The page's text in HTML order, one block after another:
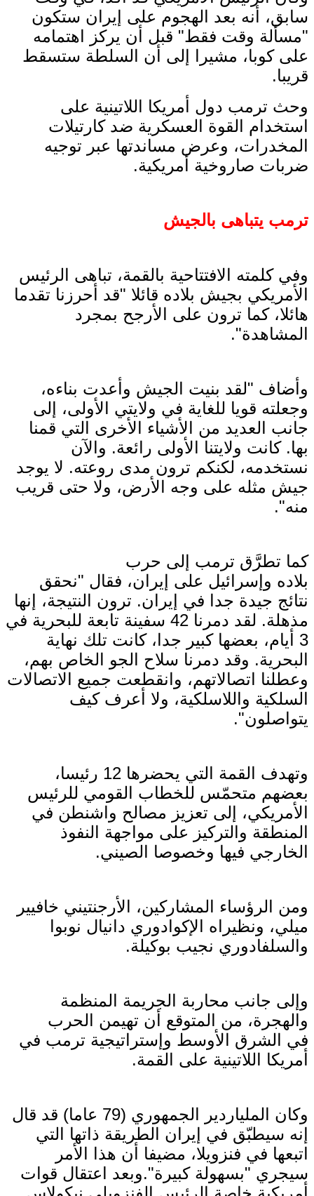
سابق، أنه بعد الهجوم على إيران ستكون
"مسألة وقت فقط" قبل أن يركز اهتمامه
على كوبا، مشيرا إلى أن السلطة ستسقط
قريبا.
وحث ترمب دول أمريكا اللاتينية على
استخدام القوة العسكرية ضد كارتيلات
المخدرات، وعرض مساندتها عبر توجيه
ضربات صاروخية أمريكية.
ترمب يتباهى بالجيش
وفي كلمته الافتتاحية بالقمة، تباهى الرئيس
الأمريكي بجيش بلاده قائلا "قد أحرزنا تقدما
هائلا، كما ترون على الأرجح بمجرد
المشاهدة".
وأضاف "لقد بنيت الجيش وأعدت بناءه،
وجعلته قويا للغاية في ولايتي الأولى، إلى
جانب العديد من الأشياء الأخرى التي قمنا
بها. كانت ولايتنا الأولى رائعة. والآن
نستخدمه، لكنكم ترون مدى روعته. لا يوجد
جيش مثله على وجه الأرض، ولا حتى قريب
منه".
كما تطرَّق ترمب إلى حرب
بلاده وإسرائيل على إيران، فقال "نحقق
نتائج جيدة جدا في إيران. ترون النتيجة، إنها
مذهلة. لقد دمرنا 42 سفينة تابعة للبحرية في
3 أيام، بعضها كبير جدا، كانت تلك نهاية
البحرية. وقد دمرنا سلاح الجو الخاص بهم،
وعطلنا اتصالاتهم، وانقطعت جميع الاتصالات
السلكية واللاسلكية، ولا أعرف كيف
يتواصلون".
وتهدف القمة التي يحضرها 12 رئيسا،
بعضهم متحمّس للخطاب القومي للرئيس
الأمريكي، إلى تعزيز مصالح واشنطن في
المنطقة والتركيز على مواجهة النفوذ
الخارجي فيها وخصوصا الصيني.
ومن الرؤساء المشاركين، الأرجنتيني خافيير
ميلي، ونظيراه الإكوادوري دانيال نوبوا
والسلفادوري نجيب بوكيلة.
وإلى جانب محاربة الجريمة المنظمة
والهجرة، من المتوقع أن تهيمن الحرب
في الشرق الأوسط وإستراتيجية ترمب في
أمريكا اللاتينية على القمة.
وكان الملياردير الجمهوري (79 عاما) قد قال
إنه سيطبّق في إيران الطريقة ذاتها التي
اتبعها في فنزويلا، مضيفا أن هذا الأمر
سيجري "بسهولة كبيرة".وبعد اعتقال قوات